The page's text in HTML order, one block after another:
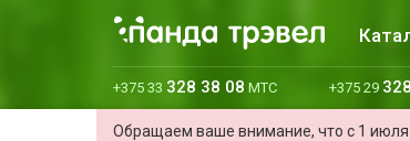
+375 33 328 38 08 МТС +375 29
Обращаем ваше внимание, что с 1